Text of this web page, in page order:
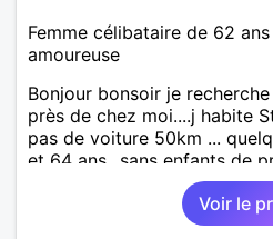
Femme célibataire de 62
amoureuse
Bonjour bonsoir je
près de chez moi....j habite
pas de voiture 50km ...
et 64 ans...sans enfants de
adultes et qui n aurait
une où plusieurs ex...si vous
recherche ecrivez moi je
Voir le